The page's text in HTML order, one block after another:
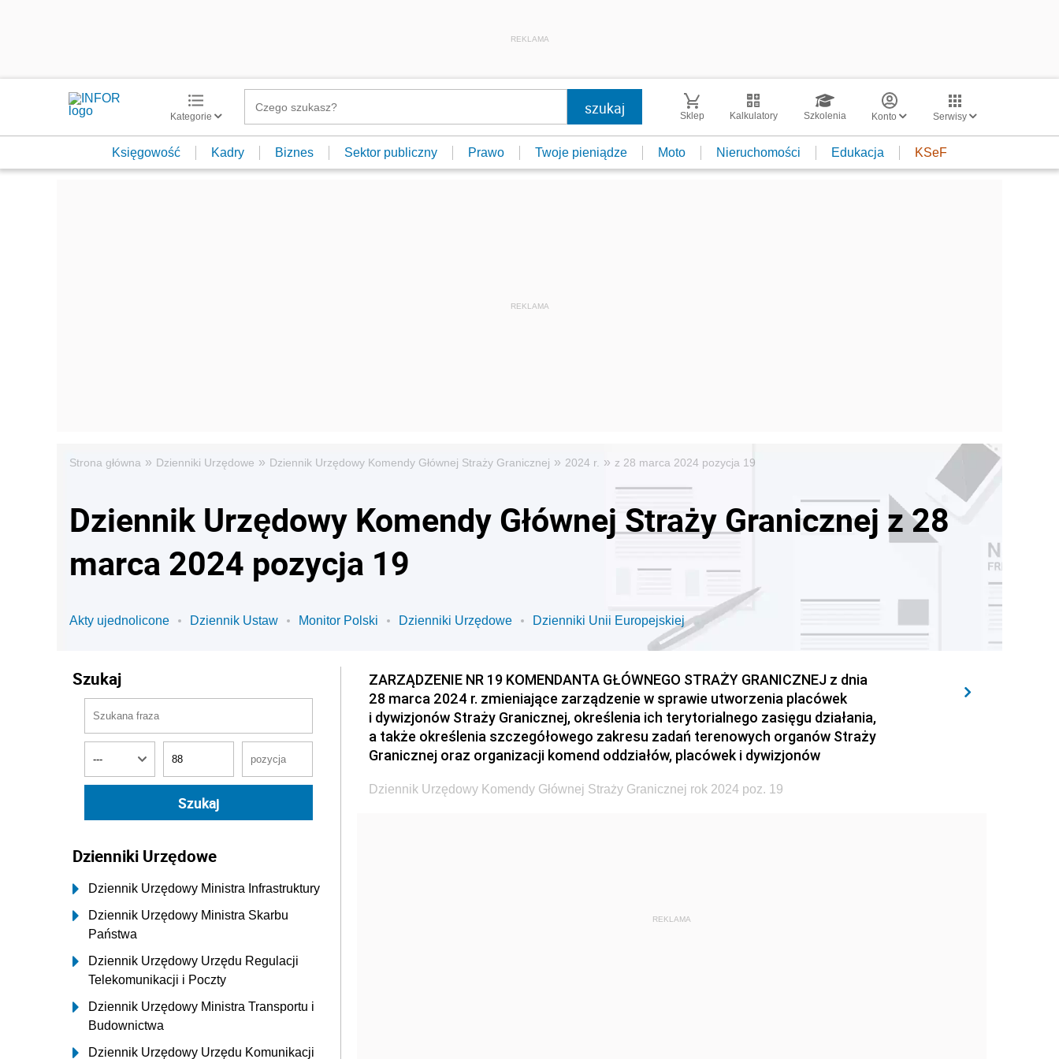
REKLAMA
Kategorie Sklep Kalkulatory Szkolenia Konto Serwisy
Księgowość Kadry Biznes Sektor publiczny Prawo Twoje pieniądze Moto Nieruchomości Edukacja KSeF
Strona główna » Dzienniki Urzędowe » Dziennik Urzędowy Komendy Głównej Straży Granicznej » 2024 r. » z 28 marca 2024 pozycja 19
Dziennik Urzędowy Komendy Głównej Straży Granicznej z 28
marca 2024 pozycja 19
Akty ujednolicone Dziennik Ustaw Monitor Polski Dzienniki Urzędowe Dzienniki Unii Europejskiej
Szukaj
Dzienniki Urzędowe
Dziennik Urzędowy Ministra Infrastruktury
Dziennik Urzędowy Ministra Skarbu
Państwa
Dziennik Urzędowy Urzędu Regulacji
Telekomunikacji i Poczty
Dziennik Urzędowy Ministra Transportu i
Budownictwa
Dziennik Urzędowy Urzędu Komunikacji
ZARZĄDZENIE NR 19 KOMENDANTA GŁÓWNEGO STRAŻY GRANICZNEJ z dnia
28 marca 2024 r. zmieniające zarządzenie w sprawie utworzenia placówek
i dywizjonów Straży Granicznej, określenia ich terytorialnego zasięgu działania,
a także określenia szczegółowego zakresu zadań terenowych organów Straży
Granicznej oraz organizacji komend oddziałów, placówek i dywizjonów
Dziennik Urzędowy Komendy Głównej Straży Granicznej rok 2024 poz. 19
REKLAMA